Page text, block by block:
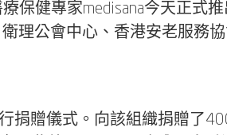
保健專家medisana今天正式推
理公會中心、香港安老服務
捐贈儀式。向該組織捐贈了